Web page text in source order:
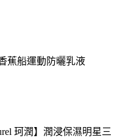
蕉船運動防曬乳液
珂潤】潤浸保濕明星三